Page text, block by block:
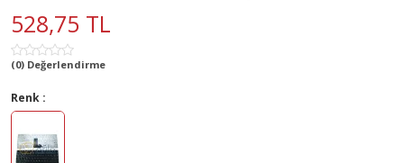
528,75 TL
(0) Değerlendirme
Renk :